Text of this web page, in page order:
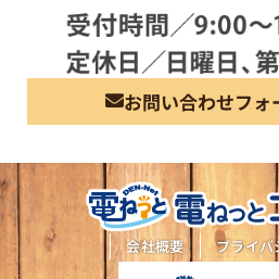
お問い合わせフォ
会社概要 プライバ